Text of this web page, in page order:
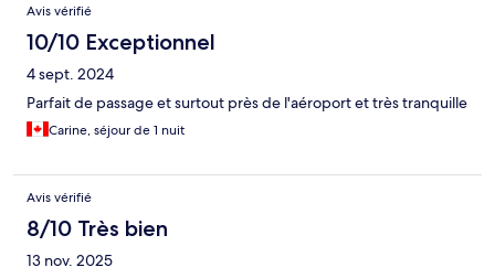
Avis vérifié
10/10 Exceptionnel
4 sept. 2024
Parfait de passage et surtout près de l'aéroport et très tranquille
Carine, séjour de 1 nuit
Avis vérifié
8/10 Très bien
13 nov. 2025